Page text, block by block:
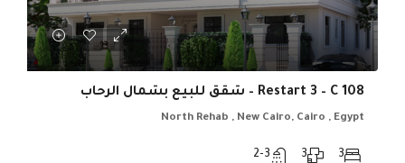
Restart 3 – C 108 – شقق للبيع بشمال الرحاب
North Rehab , New Cairo, Cairo , Egypt
3
3
2-3